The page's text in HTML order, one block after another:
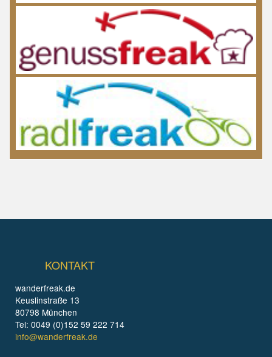
KONTAKT
wanderfreak.de
Keuslinstraße 13
80798 München
Tel: 0049 (0)152 59 222 714
info@wanderfreak.de